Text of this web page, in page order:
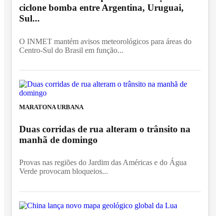
ciclone bomba entre Argentina, Uruguai,
Sul...
O INMET mantém avisos meteorológicos para áreas do
Centro-Sul do Brasil em função...
MARATONA URBANA
Duas corridas de rua alteram o trânsito na
manhã de domingo
Provas nas regiões do Jardim das Américas e do Água
Verde provocam bloqueios...